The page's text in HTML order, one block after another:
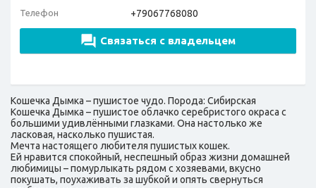
Телефон +79067768080
Связаться с владельцем
Кошечка Дымка – пушистое чудо. Порода: Сибирская
Кошечка Дымка – пушистое облачко серебристого окраса с
большими удивлёнными глазками. Она настолько же
ласковая, насколько пушистая.
Мечта настоящего любителя пушистых кошек.
Ей нравится спокойный, неспешный образ жизни домашней
любимицы – помурлыкать рядом с хозяевами, вкусно
покушать, поухаживать за шубкой и опять свернуться